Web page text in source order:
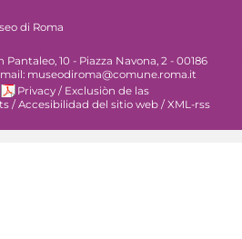
di Roma
Pantaleo, 10 - Piazza Navona, 2 - 00186
museodiroma@comune.roma.it
Privacy / Exclusiòn de las
/Accesibilidad del sitio web /XML-rss